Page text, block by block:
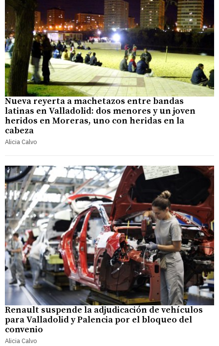
Nueva reyerta a machetazos entre bandas
latinas en Valladolid: dos menores y un joven
heridos en Moreras, uno con heridas en la
cabeza
Alicia Calvo
Renault suspende la adjudicación de vehículos
para Valladolid y Palencia por el bloqueo del
convenio
Alicia Calvo